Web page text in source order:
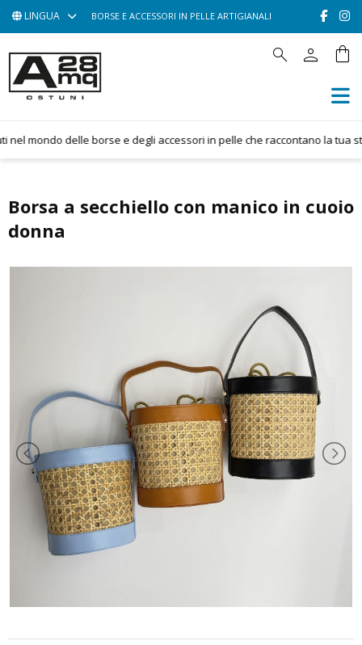
HOME
ACCESSORI
LINGUA BORSE E ACCESSORI IN PELLE ARTIGIANALI
search person shopping_bag
mondo delle borse e degli accessori in pelle che raccontano la tua
Borsa a secchiello con manico in cuoio
donna